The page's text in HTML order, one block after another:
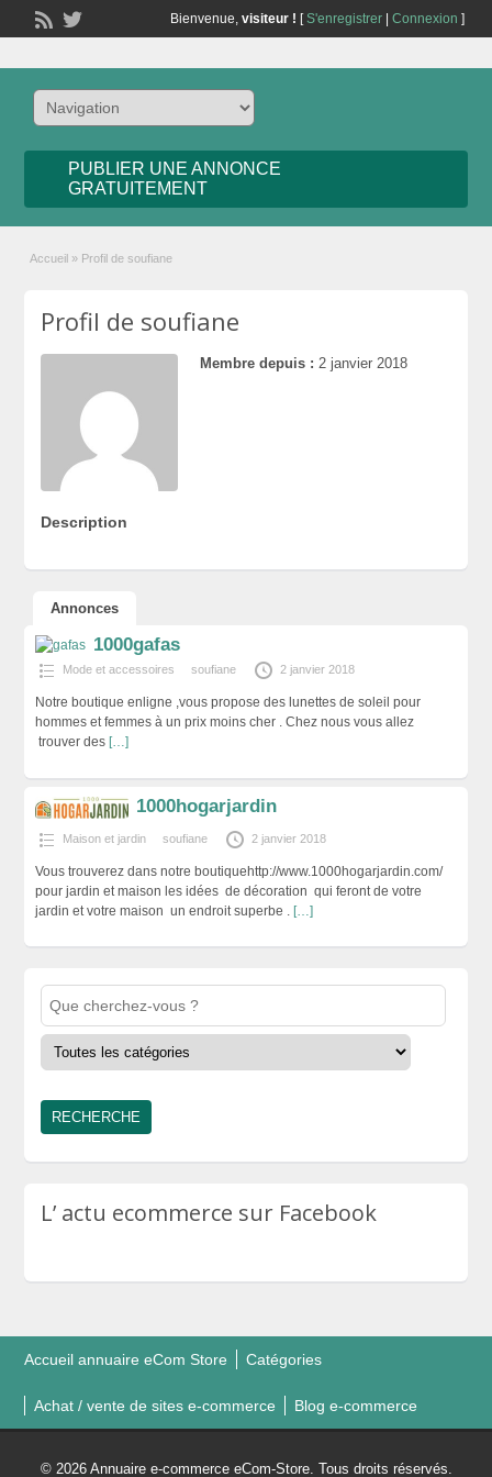
Bienvenue, visiteur ! [S'enregistrer| Connexion ]
PUBLIER UNE ANNONCE
GRATUITEMENT
Accueil » Profil de soufiane
Profil de soufiane
Membre depuis : 2 janvier 2018
Description
Annonces
1000gafas
Mode et accessoires soufiane 2 janvier 2018
Notre boutique enligne ,vous propose des lunettes de soleil pour
hommes et femmes à un prix moins cher . Chez nous vous allez
trouver des […]
1000hogarjardin
Maison et jardin soufiane 2 janvier 2018
Vous trouverez dans notre boutiquehttp://www.1000hogarjardin.com/
pour jardin et maison les idées de décoration qui feront de votre
jardin et votre maison un endroit superbe . […]
L’ actu ecommerce sur Facebook
Accueil annuaire eCom Store Catégories
Achat / vente de sites e-commerce Blog e-commerce
© 2026 Annuaire e-commerce eCom-Store. Tous droits réservés.